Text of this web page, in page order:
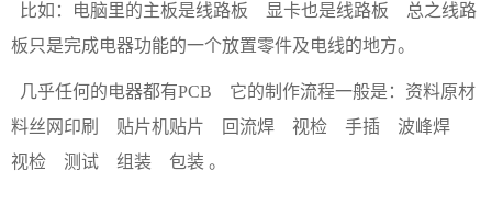
比如：电脑里的主板是线路板 显卡也是线路板 总之线路
板只是完成电器功能的一个放置零件及电线的地方。
几乎任何的电器都有PCB 它的制作流程一般是：资料原材
料丝网印刷 贴片机贴片 回流焊 视检 手插 波峰焊
视检 测试 组装 包装 。